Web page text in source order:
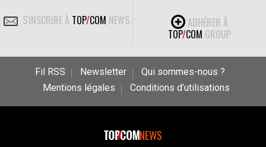
S'INSCRIRE À TOP/COM NEWS
ADHÉRER À
TOP/COM GROUP
Fil RSS Newsletter
Qui sommes-nous ?
Mentions légales
Conditions d’utilisations
NEWS